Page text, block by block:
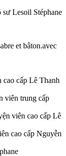
Lesoil Stéphane
et bâton.avec
cấp Lê Thanh
viên trung cấp
viên cao cấp Lê
cao cấp Nguyễn